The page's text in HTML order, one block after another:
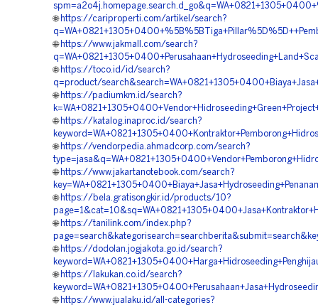
🌐 https://cariproperti.com/artikel/search?
🌐 https://www.jakmall.com/search?
🌐 https://toco.id/id/search?
q=product/
🌐 https://padiumkm.id/search?
🌐 https://katalog.inaproc.id/search?
🌐 https://vendorpedia.ahmadcorp.com/search?
🌐 https://www.jakartanotebook.com/search?
🌐 https://bela.gratisongkir.id/products/10?
🌐 https://tanilink.com/index.php?
🌐 https://dodolan.jogjakota.go.id/search?
🌐 https://lakukan.co.id/search?
🌐 https://www.jualaku.id/all-categories?